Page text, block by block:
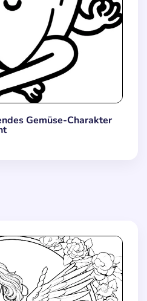
Gemüse-Charakter